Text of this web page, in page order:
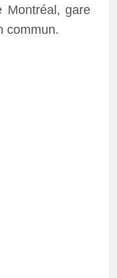
Montréal, gare
commun.